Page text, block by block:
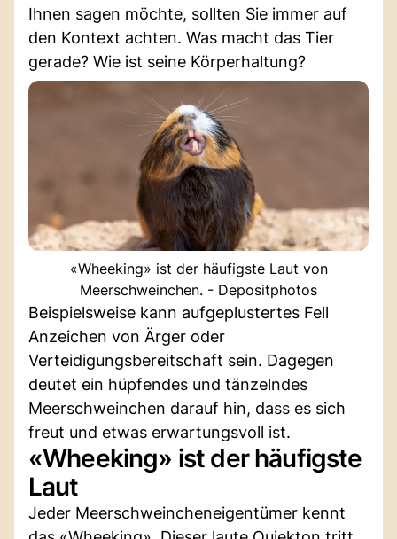
Ihnen sagen möchte, sollten Sie immer auf
den Kontext achten. Was macht das Tier
gerade? Wie ist seine Körperhaltung?
«Wheeking» ist der häufigste Laut von
Meerschweinchen. - Depositphotos
Beispielsweise kann aufgeplustertes Fell
Anzeichen von Ärger oder
Verteidigungsbereitschaft sein. Dagegen
deutet ein hüpfendes und tänzelndes
Meerschweinchen darauf hin, dass es sich
freut und etwas erwartungsvoll ist.
«Wheeking» ist der häufigste
Laut
Jeder Meerschweincheneigentümer kennt